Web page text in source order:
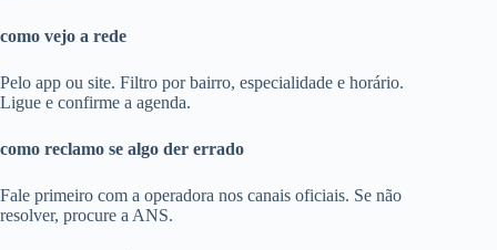
como vejo a rede
Pelo app ou site. Filtro por bairro, especialidade e horário.
Ligue e confirme a agenda.
como reclamo se algo der errado
Fale primeiro com a operadora nos canais oficiais. Se não
resolver, procure a ANS.